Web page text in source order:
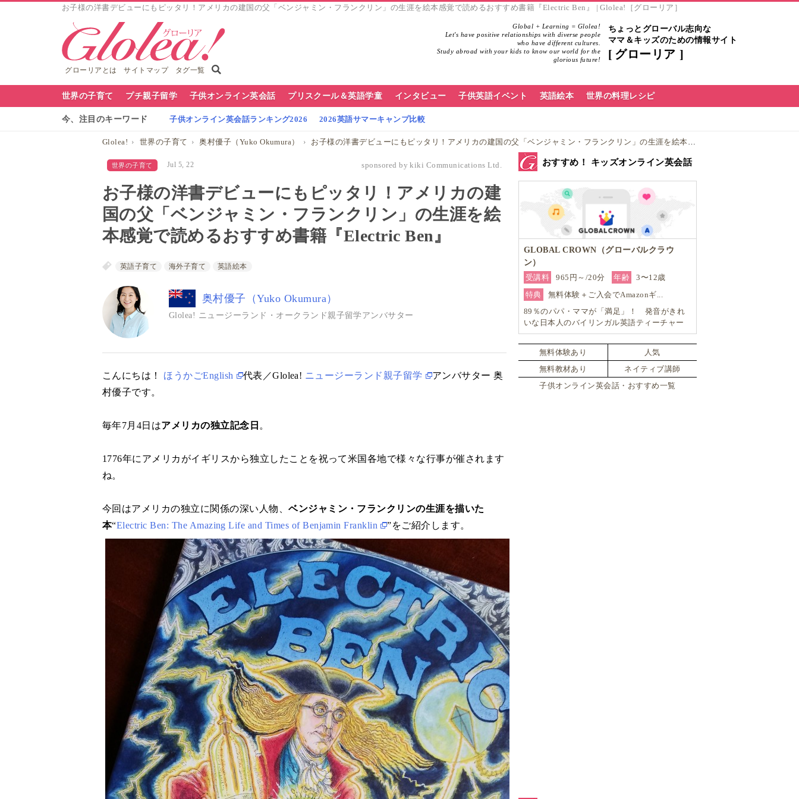
お子様の洋書デビューにもピッタリ！アメリカの建国の父「ベンジャミン・フランクリン」の生涯を絵本感覚で読めるおすすめ書籍『Electric Ben』 | Glolea!［グローリア］
グローリアとは サイトマップ タグ一覧
Global + Learning = Glolea!
Let's have positive relationships with diverse people
who have different cultures.
Study abroad with your kids to know our world for the
glorious future!
ちょっとグローバル志向な
ママ＆キッズのための情報サイト
グローリア
世界の子育て プチ親子留学 子供オンライン英会話 プリスクール＆英語学童 インタビュー 子供英語イベント 英語絵本 世界の料理レシピ
今、注目のキーワード 子供オンライン英会話ランキング2026 2026英語サマーキャンプ比較
Glolea! 世界の子育て 奥村優子（Yuko Okumura） お子様の洋書デビューにもピッタリ！アメリカの建国の父「ベンジャミン・フランクリン」の生涯を絵本感覚で読めるおすすめ書籍『Electric Ben』
世界の子育て Jul 5, 22 sponsored by kiki Communications Ltd.
お子様の洋書デビューにもピッタリ！アメリカの建
国の父「ベンジャミン・フランクリン」の生涯を絵
本感覚で読めるおすすめ書籍『Electric Ben』
英語子育て 海外子育て 英語絵本
奥村優子（Yuko Okumura）
Glolea! ニュージーランド・オークランド親子留学アンバサター
こんにちは！ ほうかごEnglish 代表／Glolea! ニュージーランド親子留学
アンバサター 奥
村優子です。
毎年7月4日はアメリカの独立記念日 。
1776年にアメリカがイギリスから独立したことを祝って米国各地で様々な行事が催されます
ね。
今回はアメリカの独立に関係の深い人物、ベンジャミン・フランクリンの生涯を描いた
本“Electric Ben: The Amazing Life and Times of Benjamin Franklin ”をご紹介します。
おすすめ！ キッズオンライン英会話
GLOBAL CROWN（グローバルクラウ
ン）
受講料
965円～/20分 年齢
3〜12歳
特典
無料体験＋ご入会でAmazonギ...
89％のパパ・ママが「満足」！ 発音がきれ
いな日本人のバイリンガル英語ティーチャー
から学ぶはじめてのマンツーマン英会話
無料体験あり
人気
無料教材あり
ネイティブ講師
子供オンライン英会話・おすすめ一覧